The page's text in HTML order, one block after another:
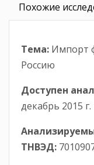
Похожие
Тема: Импорт
Россию
Доступен
декабрь 2015 г.
ТНВЭД: